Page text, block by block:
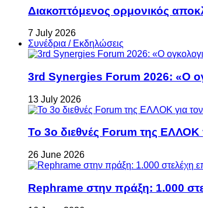
Διακοπτόμενος ορμονικός
7 July 2026
Συνέδρια / Εκδηλώσεις
3rd Synergies Forum 2026: «Ο
13 July 2026
Το 3ο διεθνές Forum της ΕΛΛΟΚ
26 June 2026
Rephrame στην πράξη: 1.000